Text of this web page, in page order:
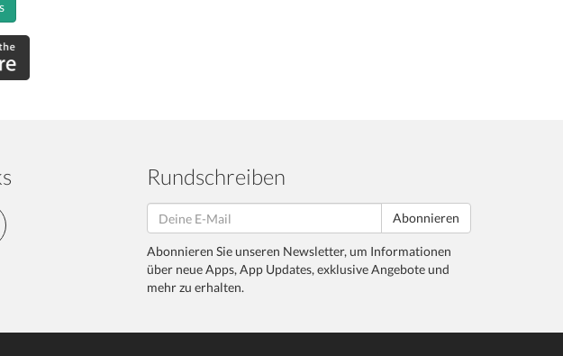
Rundschreiben
Abonnieren
Abonnieren Sie unseren Newsletter, um Informationen
über neue Apps, App Updates, exklusive Angebote und
mehr zu erhalten.